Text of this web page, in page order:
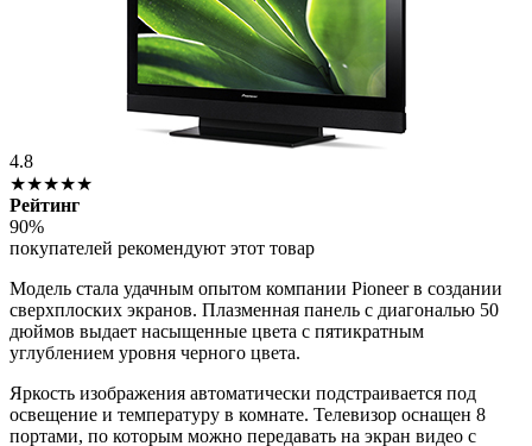
4.8
★★★★★
Рейтинг
90%
покупателей рекомендуют этот товар
Модель стала удачным опытом компании Pioneer в создании
сверхплоских экранов. Плазменная панель с диагональю 50
дюймов выдает насыщенные цвета с пятикратным
углублением уровня черного цвета.
Яркость изображения автоматически подстраивается под
освещение и температуру в комнате. Телевизор оснащен 8
портами, по которым можно передавать на экран видео с